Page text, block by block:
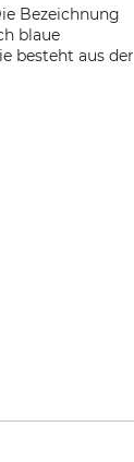
Bezeichnung
blaue
besteht aus der